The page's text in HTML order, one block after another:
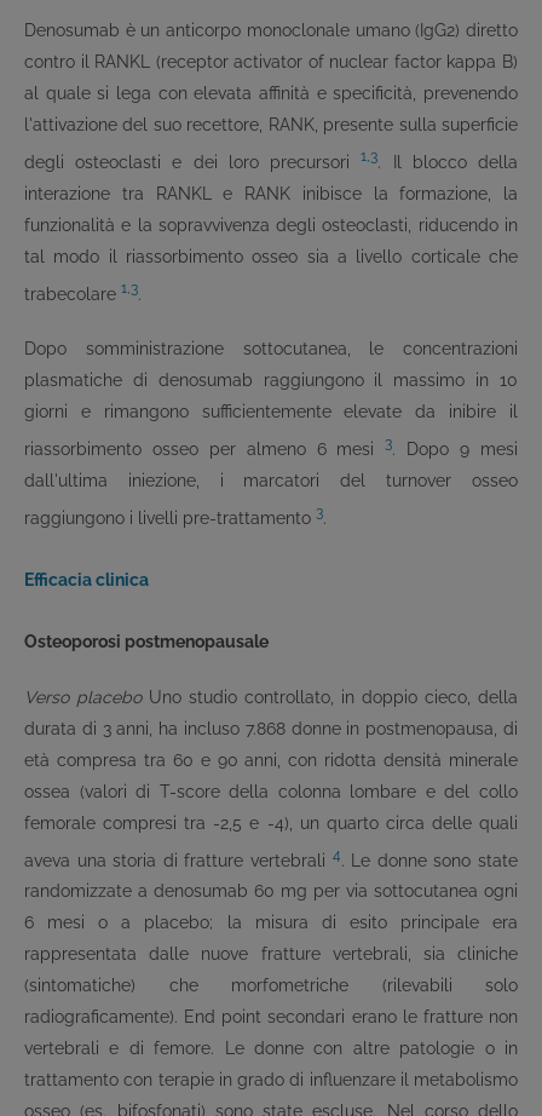
Denosumab è un anticorpo monoclonale umano (IgG2) diretto
contro il RANKL (receptor activator of nuclear factor kappa B)
al quale si lega con elevata affinità e specificità, prevenendo
l'attivazione del suo recettore, RANK, presente sulla superficie
degli osteoclasti e dei loro precursori 1,3. Il blocco della
interazione tra RANKL e RANK inibisce la formazione, la
funzionalità e la sopravvivenza degli osteoclasti, riducendo in
tal modo il riassorbimento osseo sia a livello corticale che
trabecolare 1,3.
Dopo somministrazione sottocutanea, le concentrazioni
plasmatiche di denosumab raggiungono il massimo in 10
giorni e rimangono sufficientemente elevate da inibire il
riassorbimento osseo per almeno 6 mesi3. Dopo 9 mesi
dall'ultima iniezione, i marcatori del turnover osseo
raggiungono i livelli pre-trattamento 3.
Efficacia clinica
Osteoporosi postmenopausale
Verso placebo Uno studio controllato, in doppio cieco, della
durata di 3 anni, ha incluso 7.868 donne in postmenopausa, di
età compresa tra 60 e 90 anni, con ridotta densità minerale
ossea (valori di T-score della colonna lombare e del collo
femorale compresi tra -2,5 e -4), un quarto circa delle quali
aveva una storia di fratture vertebrali 4 . Le donne sono state
randomizzate a denosumab 60 mg per via sottocutanea ogni
6 mesi o a placebo; la misura di esito principale era
rappresentata dalle nuove fratture vertebrali, sia cliniche
(sintomatiche) che morfometriche (rilevabili solo
radiograficamente). End point secondari erano le fratture non
vertebrali e di femore. Le donne con altre patologie o in
trattamento con terapie in grado di influenzare il metabolismo
osseo (es. bifosfonati) sono state escluse. Nel corso dello